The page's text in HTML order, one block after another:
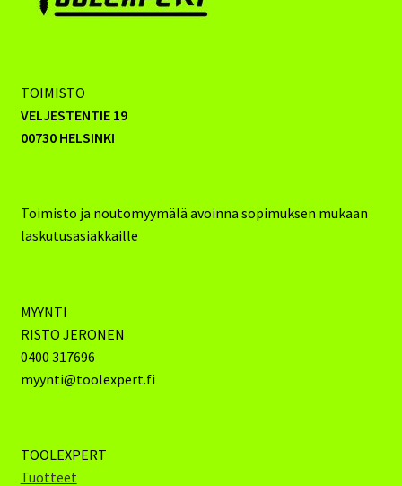
TOIMISTO
VELJESTENTIE 19
00730 HELSINKI
Toimisto ja noutomyymälä avoinna sopimuksen mukaan
laskutusasiakkaille
MYYNTI
RISTO JERONEN
0400 317696
myynti@toolexpert.fi
TOOLEXPERT
Tuotteet